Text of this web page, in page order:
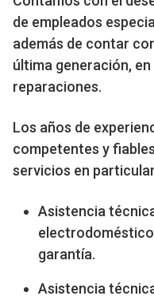
de empleados
además de contar
última generación,
reparaciones.
Los años de
competentes y
servicios en
Asistencia
garantía.
Asistencia